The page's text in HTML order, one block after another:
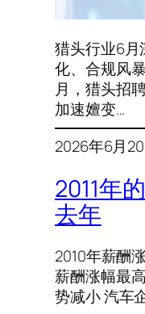
猎头行业6月
化、合规风
月，猎头招
加速嬗变…
2026年6月
2011年
去年
2010年薪酬
薪酬涨幅最
势减小 汽车